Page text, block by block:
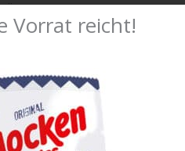
Überzeuge dich selbst von der
mache jedes Essen zu
von ihrem einzigartigen
Vorrat reicht!